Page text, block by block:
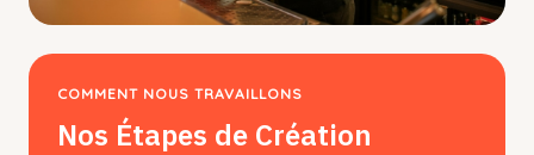
COMMENT NOUS TRAVAILLONS
Nos Étapes de Création